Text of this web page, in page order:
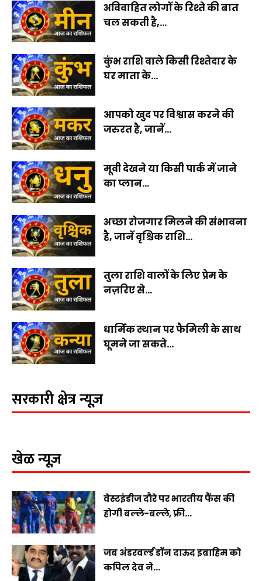
अविवाहित लोगों के रिश्ते की बात
चल सकती है,...
कुंभ राशि वाले किसी रिश्तेदार के
घर माता के...
आपको खुद पर विश्वास करने की
जरुरत है, जानें...
मूवी देखने या किसी पार्क में जाने
का प्लान...
अच्छा रोजगार मिलने की संभावना
है, जानें वृश्चिक राशि...
तुला राशि वालों के लिए प्रेम के
नज़रिए से...
धार्मिक स्थान पर फैमिली के साथ
घूमने जा सकते...
सरकारी क्षेत्र न्यूज़
खेळ न्यूज़
वेस्टइंडीज दौरे पर भारतीय फैंस की
होगी बल्ले-बल्ले, फ्री...
जब अंडरवर्ल्ड डॉन दाऊद इब्राहिम को
कपिल देव ने...